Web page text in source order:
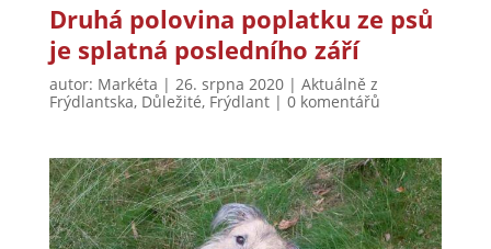
Druhá polovina poplatku ze psů
je splatná posledního září
autor: Markéta | 26. srpna 2020| Aktuálně z
Frýdlantska, Důležité, Frýdlant| 0 komentářů